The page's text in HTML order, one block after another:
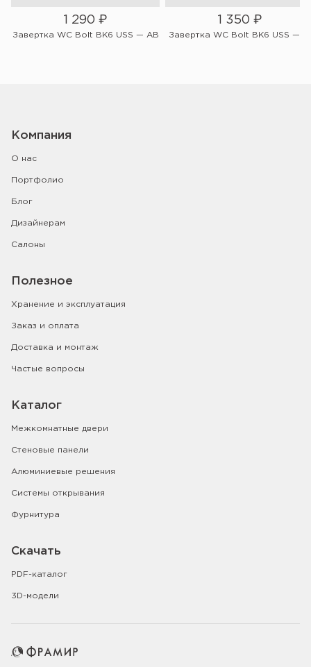
1 290 ₽
Завертка WC Bolt BK6 USS — AB
1 350 ₽
Завертка WC Bolt BK6 USS — Bl
Компания
О нас
Портфолио
Блог
Дизайнерам
Салоны
Полезное
Хранение и эксплуатация
Заказ и оплата
Доставка и монтаж
Частые вопросы
Каталог
Межкомнатные двери
Стеновые панели
Алюминиевые решения
Системы открывания
Фурнитура
Скачать
PDF-каталог
3D-модели